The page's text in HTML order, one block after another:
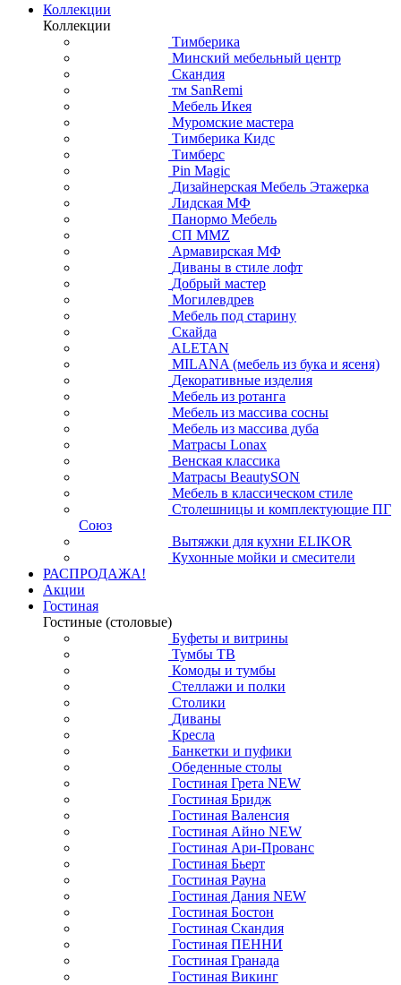
Коллекции
Коллекции
Тимберика
Минский мебельный центр
Скандия
тм SanRemi
Мебель Икея
Муромские мастера
Тимберика Кидс
Тимберс
Pin Magic
Дизайнерская Мебель Этажерка
Лидская МФ
Панормо Мебель
СП ММZ
Армавирская МФ
Диваны в стиле лофт
Добрый мастер
Могилевдрев
Мебель под старину
Скайда
ALETAN
MILANA (мебель из бука и ясеня)
Декоративные изделия
Мебель из ротанга
Мебель из массива сосны
Мебель из массива дуба
Матрасы Lonax
Венская классика
Матрасы BeautySON
Мебель в классическом стиле
Столешницы и комплектующие ПГ
Союз
Вытяжки для кухни ELIKOR
Кухонные мойки и смесители
РАСПРОДАЖА!
Акции
Гостиная
Гостиные (столовые)
Буфеты и витрины
Тумбы ТВ
Комоды и тумбы
Стеллажи и полки
Столики
Диваны
Кресла
Банкетки и пуфики
Обеденные столы
Гостиная Грета NEW
Гостиная Бридж
Гостиная Валенсия
Гостиная Айно NEW
Гостиная Ари-Прованс
Гостиная Бьерт
Гостиная Рауна
Гостиная Дания NEW
Гостиная Бостон
Гостиная Скандия
Гостиная ПЕННИ
Гостиная Гранада
Гостиная Викинг